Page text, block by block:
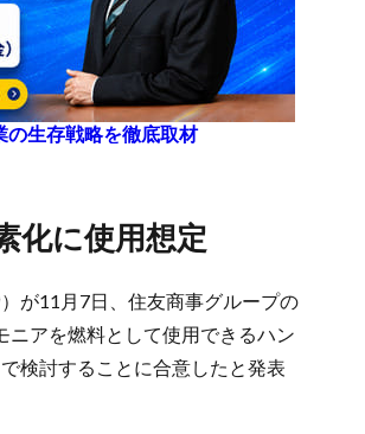
の生存戦略を徹底取材
化に使用想定
が11月7日、住友商事グループの
アを燃料として使用できるハン
検討することに合意したと発表